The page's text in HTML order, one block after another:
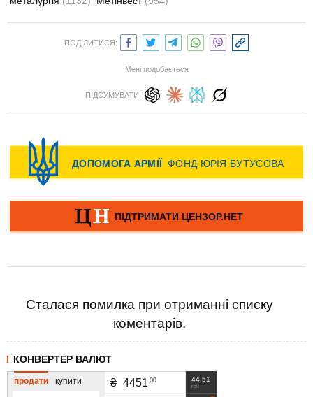
ПОДІЛИТИСЯ:
Мені подобається
ПІДСУМУВАТИ:
Сталася помилка при отриманні списку
коментарів.
КОНВЕРТЕР ВАЛЮТ
продати купити 44.51
грн
₴ 4451 00